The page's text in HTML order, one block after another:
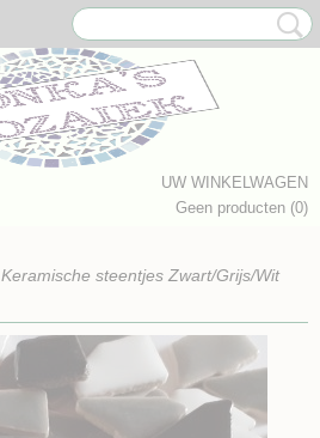
UW WINKELWAGEN
Geen producten (0)
Keramische steentjes Zwart/Grijs/Wit